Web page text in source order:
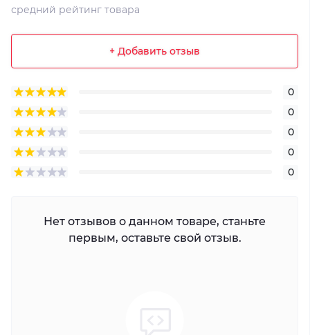
средний рейтинг товара
+ Добавить отзыв
0
0
0
0
0
Нет отзывов о данном товаре, станьте
первым, оставьте свой отзыв.